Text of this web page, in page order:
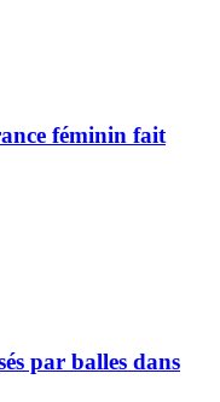
féminin fait
par balles dans